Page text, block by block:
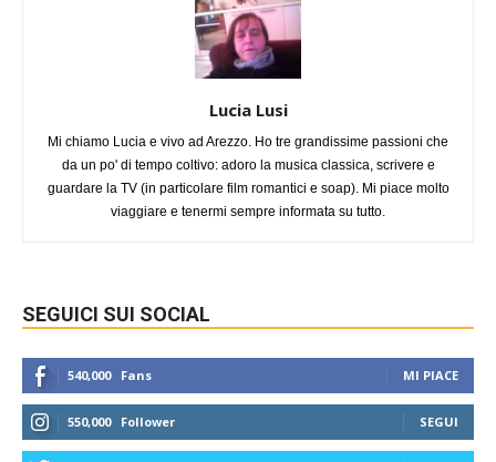
Lucia Lusi
Mi chiamo Lucia e vivo ad Arezzo. Ho tre grandissime passioni che
da un po' di tempo coltivo: adoro la musica classica, scrivere e
guardare la TV (in particolare film romantici e soap). Mi piace molto
viaggiare e tenermi sempre informata su tutto.
SEGUICI SUI SOCIAL
540,000 Fans MI PIACE
550,000 Follower SEGUI